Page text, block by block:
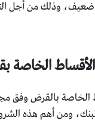
وذلك من أجل
الخاصة
الخاصة بالقرض وفق
ومن أهم هذه